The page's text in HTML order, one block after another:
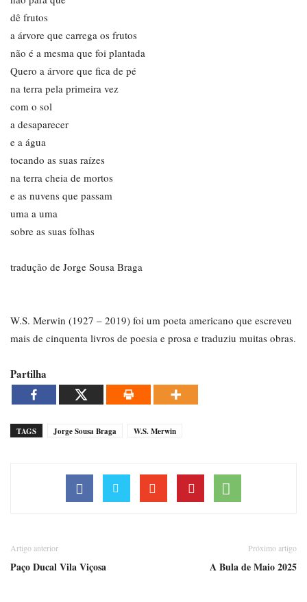
dê frutos
a árvore que carrega os frutos
não é a mesma que foi plantada
Quero a árvore que fica de pé
na terra pela primeira vez
com o sol
a desaparecer
e a água
tocando as suas raízes
na terra cheia de mortos
e as nuvens que passam
uma a uma
sobre as suas folhas
tradução de Jorge Sousa Braga
W.S. Merwin (1927 – 2019) foi um poeta americano que escreveu
mais de cinquenta livros de poesia e prosa e traduziu muitas obras.
Partilha
TAGS Jorge Sousa Braga W.S. Merwin
Artigo anterior
Paço Ducal Vila Viçosa
Próximo artigo
A Bula de Maio 2025